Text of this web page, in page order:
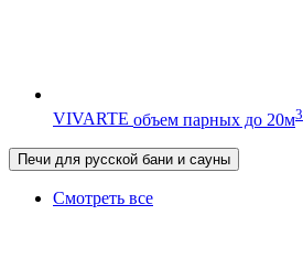
VIVARTE объем парных до 20м3
Печи для русской бани и сауны
Смотреть все